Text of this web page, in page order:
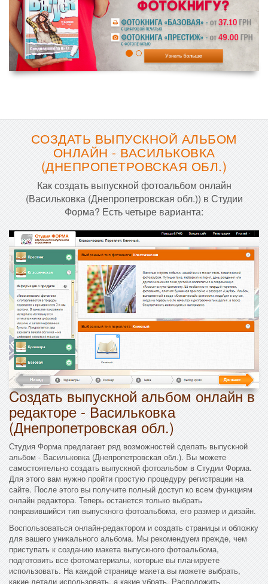
СОЗДАТЬ ВЫПУСКНОЙ АЛЬБОМ
ОНЛАЙН - ВАСИЛЬКОВКА
(ДНЕПРОПЕТРОВСКАЯ ОБЛ.)
Как создать выпускной фотоальбом онлайн
(Васильковка (Днепропетровская обл.)) в Студии
Форма? Есть четыре варианта:
Cоздать выпускной альбом онлайн в
редакторе - Васильковка
(Днепропетровская обл.)
Студия Форма предлагает ряд возможностей сделать выпускной
альбом - Васильковка (Днепропетровская обл.). Вы можете
самостоятельно создать выпускной фотоальбом в Студии Форма.
Для этого вам нужно пройти простую процедуру регистрации на
сайте. После этого вы получите полный доступ ко всем функциям
онлайн редактора. Теперь останется только выбрать
понравившийся тип выпускного фотоальбома, его размер и дизайн.
Воспользоваться онлайн-редактором и создать страницы и обложку
для вашего уникального альбома. Мы рекомендуем прежде, чем
приступать к созданию макета выпускного фотоальбома,
подготовить все фотоматериалы, которые вы планируете
использовать. На каждой странице макета вы можете выбрать,
какие детали использовать, а какие убрать. Расположить